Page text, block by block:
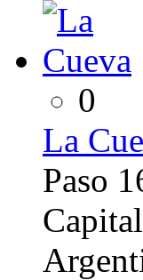
0
La
Paso